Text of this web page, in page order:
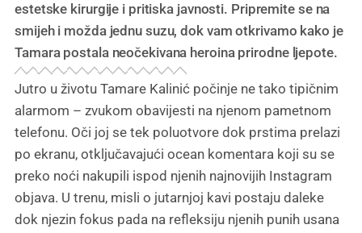
estetske kirurgije i pritiska javnosti. Pripremite se na
smijeh i možda jednu suzu, dok vam otkrivamo kako je
Tamara postala neočekivana heroina prirodne ljepote.
Jutro u životu Tamare Kalinić počinje ne tako tipičnim
alarmom – zvukom obavijesti na njenom pametnom
telefonu. Oči joj se tek poluotvore dok prstima prelazi
po ekranu, otključavajući ocean komentara koji su se
preko noći nakupili ispod njenih najnovijih Instagram
objava. U trenu, misli o jutarnjoj kavi postaju daleke
dok njezin fokus pada na refleksiju njenih punih usana